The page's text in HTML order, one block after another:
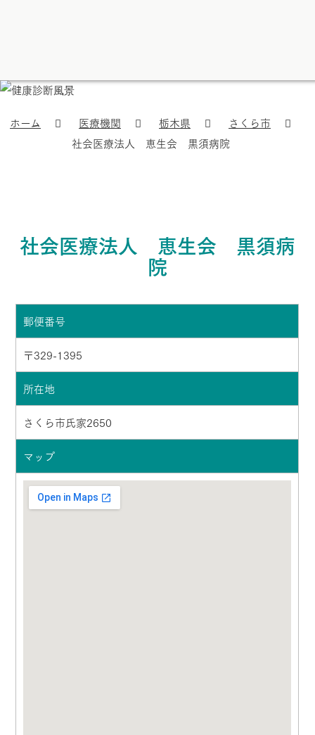
ホーム 医療機関 栃木県
さくら市
社会医療法人 恵生会 黒須病院
社会医療法人 恵生会 黒須病
院
郵便番号
〒329-1395
所在地
さくら市氏家2650
マップ